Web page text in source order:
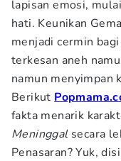
lapisan emosi,
hati. Keunikan
menjadi cermin
terkesan aneh
namun menyimpan
Berikut
fakta menarik
Meninggalsecara
Penasaran? Yuk,